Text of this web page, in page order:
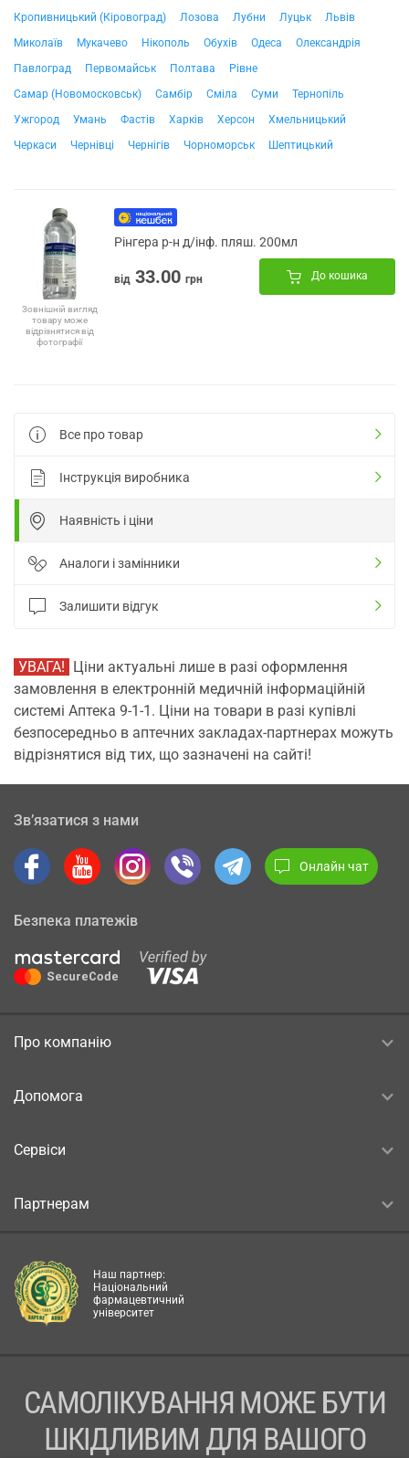
Кропивницький (Кіровоград)
Лозова Лубни Луцьк
Львів
Миколаїв
Мукачево Нікополь Обухів Одеса
Олександрія
Павлоград
Первомайськ Полтава
Рівне
Самар (Новомосковськ)
Самбір Сміла Суми
Тернопіль
Ужгород
Умань Фастів Харків Херсон
Хмельницький
Черкаси
Чернівці Чернігів Чорноморськ Шептицький
Зовнішній вигляд
товару може
відрізнятися від
фотографії
Рінгера р-н д/інф. пляш. 200мл
від 33.00 грн До кошика
Все про товар
Інструкція виробника
Наявність і ціни
Аналоги і замінники
Залишити відгук
УВАГА! Ціни актуальні лише в разі оформлення
замовлення в електронній медичній інформаційній
системі Аптека 9-1-1. Ціни на товари в разі купівлі
безпосередньо в аптечних закладах-партнерах можуть
відрізнятися від тих, що зазначені на сайті!
Зв’язатися з нами
Онлайн чат
Безпека платежів
Про компанію
Допомога
Сервіси
Партнерам
Наш партнер:
Національний
фармацевтичний
університет
САМОЛІКУВАННЯ МОЖЕ БУТИ
ШКІДЛИВИМ ДЛЯ ВАШОГО